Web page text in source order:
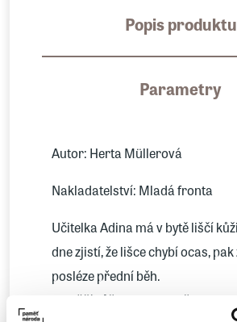
Popis produktu
Parametry
Autor: Herta Müllerová
Nakladatelství: Mladá fronta
Učitelka Adina má v bytě liščí
dne zjistí, že lišce chybí ocas,
posléze přední běh.
Na liščí kůži se ukazuje, že